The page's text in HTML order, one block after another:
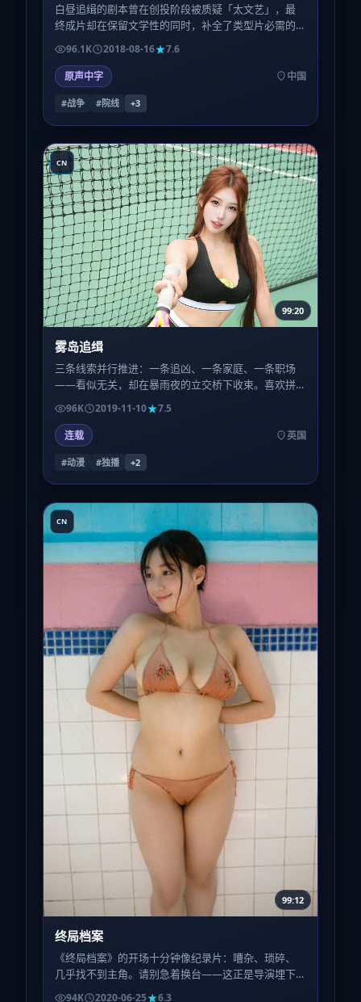
白昼追缉的剧本曾在创投阶段被质疑「太文艺」，最
终成片却在保留文学性的同时，补全了类型片必需的
钩子与节奏，这种平衡并不容易。
96.1K 2018-08-16
7.6
原声中字
中国
#战争 #院线 +3
CN
99:20
雾岛追缉
三条线索并行推进：一条追凶、一条家庭、一条职场
——看似无关，却在暴雨夜的立交桥下收束。喜欢拼
图式叙事的观众，会在二刷时捡到更多草蛇灰线。
96K 2019-11-10
7.5
连载
英国
#动漫 #独播 +2
CN
99:12
终局档案
《终局档案》的开场十分钟像纪录片：嘈杂、琐碎、
几乎找不到主角。请别急着换台——这正是导演埋下
的呼吸节奏，为的是让中段的爆发显得不可避免而非
94K 2020-06-25 6.3